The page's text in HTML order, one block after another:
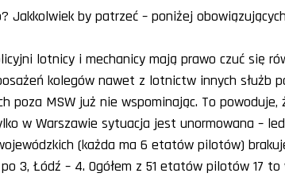
Jakkolwiek by patrzeć – poniżej
lotnicy i mechanicy mają prawo czuć się
kolegów nawet z lotnictw innych służb
poza MSW już nie wspominając. To
w Warszawie sytuacja jest unormowana –
(każda ma 6 etatów pilotów)
po 3, Łódź – 4. Ogółem z 51 etatów pilotów 17